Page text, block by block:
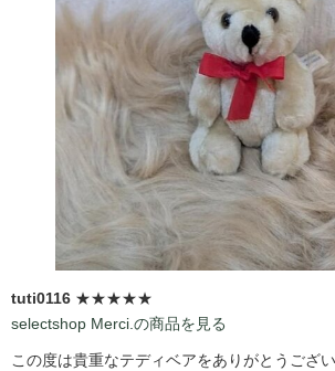
tuti0116 ★★★★★
selectshop Merci.の商品を見る
この度は貴重なテディベアをありがとうござ